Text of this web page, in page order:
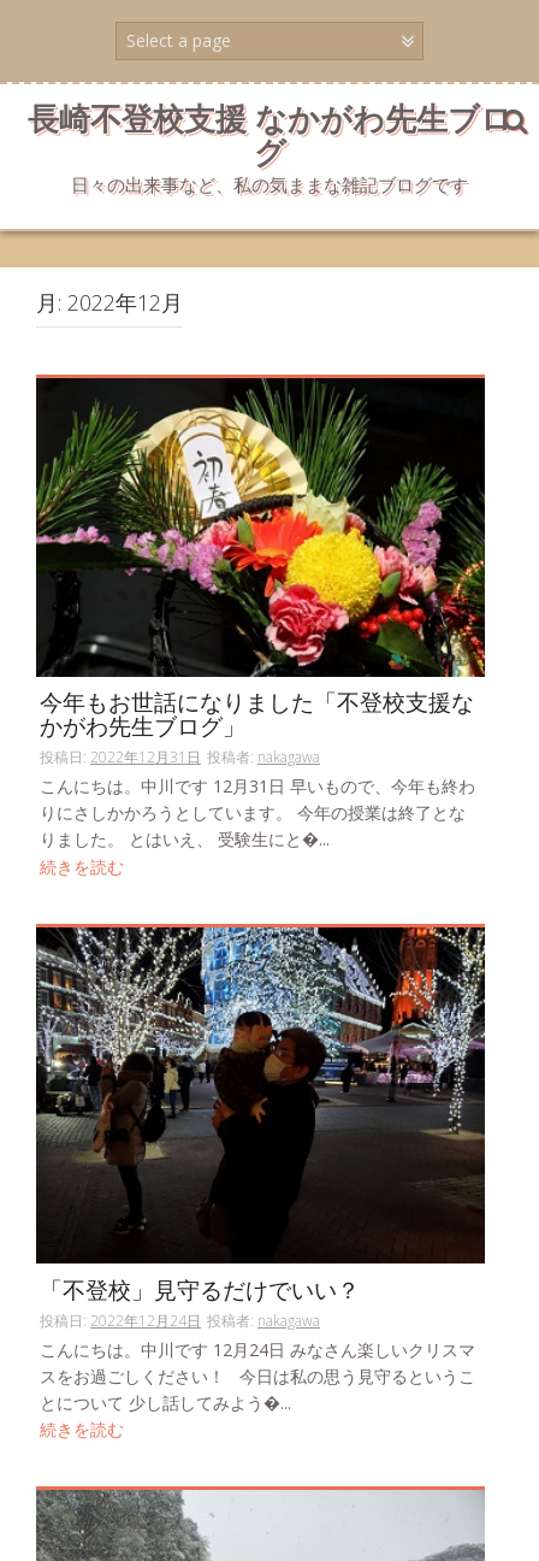
ン
プ
長崎不登校支援 なかがわ先生ブロ
グ
日々の出来事など、私の気ままな雑記ブログです
月: 2022年12月
今年もお世話になりました「不登校支援な
かがわ先生ブログ」
投稿日: 2022年12月31日 投稿者: nakagawa
こんにちは。中川です 12月31日 早いもので、今年も終わ
りにさしかかろうとしています。 今年の授業は終了とな
りました。 とはいえ、 受験生にと�...
続きを読む
「不登校」見守るだけでいい？
投稿日: 2022年12月24日 投稿者: nakagawa
こんにちは。中川です 12月24日 みなさん楽しいクリスマ
スをお過ごしください！ 今日は私の思う見守るというこ
とについて 少し話してみよう�...
続きを読む